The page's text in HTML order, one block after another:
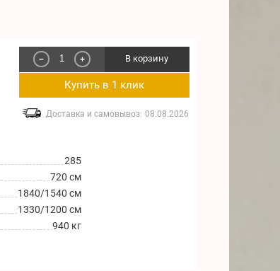
− + В корзину
Купить в 1 клик
Доставка и самовывоз: 08.08.2026
285
720 см
1840/1540 см
1330/1200 см
940 кг